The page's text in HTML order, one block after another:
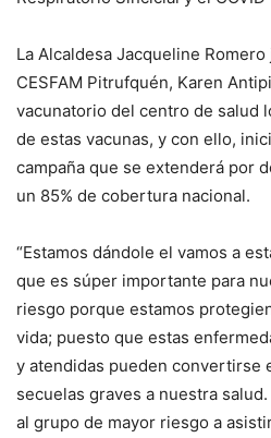
La Alcaldesa Jacqueline
CESFAM Pitrufquén, Karen
vacunatorio del centro de salud
de estas vacunas, y con ello,
campaña que se extenderá por
un 85% de cobertura nacional.
“Estamos dándole el vamos a
que es súper importante para
riesgo porque estamos
vida; puesto que estas
y atendidas pueden convertirse
secuelas graves a nuestra
al grupo de mayor riesgo a